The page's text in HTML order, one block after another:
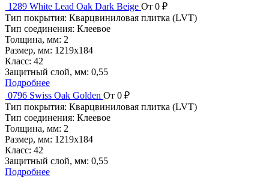
1289 White Lead Oak Dark Beige От 0 ₽
Тип покрытия: Кварцвиниловая плитка (LVT)
Тип соединения: Клеевое
Толщина, мм: 2
Размер, мм: 1219x184
Класс: 42
Защитный слой, мм: 0,55
Подробнее
0796 Swiss Oak Golden От 0 ₽
Тип покрытия: Кварцвиниловая плитка (LVT)
Тип соединения: Клеевое
Толщина, мм: 2
Размер, мм: 1219x184
Класс: 42
Защитный слой, мм: 0,55
Подробнее